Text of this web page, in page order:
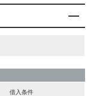
借入条件